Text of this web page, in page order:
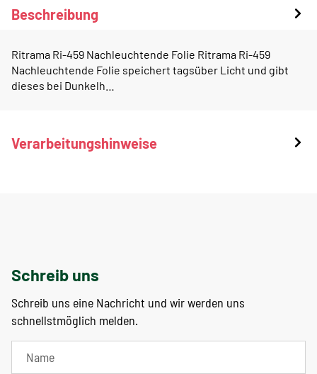
Beschreibung
Ritrama Ri-459 Nachleuchtende Folie Ritrama Ri-459
Nachleuchtende Folie speichert tagsüber Licht und gibt
dieses bei Dunkelh…
Verarbeitungshinweise
Schreib uns
Schreib uns eine Nachricht und wir werden uns
schnellstmöglich melden.